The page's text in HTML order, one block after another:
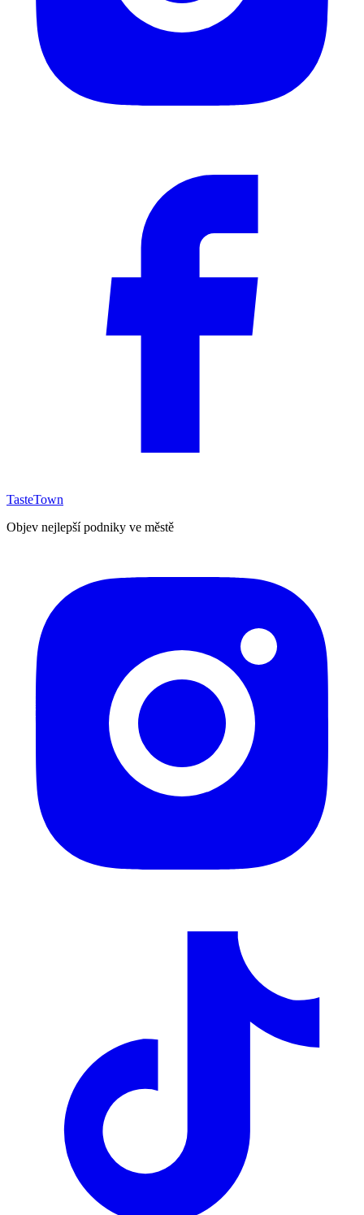
TasteTown
Objev nejlepší podniky ve městě